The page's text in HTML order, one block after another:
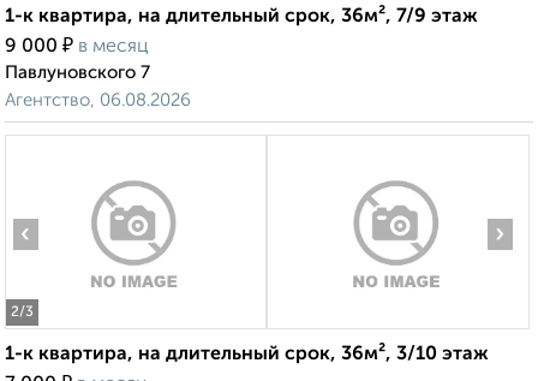
1-к квартира, на длительный срок, 36м², 7/9 этаж
9 000 ₽ в месяц
Павлуновского 7
Агентство, 06.08.2026
2/3
‹ ›
1-к квартира, на длительный срок, 36м², 3/10 этаж